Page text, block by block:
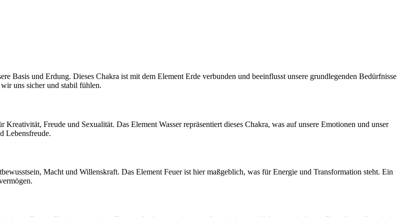
Basis und Erdung. Dieses Chakra ist mit dem Element Erde verbunden und beeinflusst unsere grundlegenden Bedürfnisse
uns sicher und stabil fühlen.
Freude und Sexualität. Das Element Wasser repräsentiert dieses Chakra, was auf unsere Emotionen und unser
Lebensfreude.
Macht und Willenskraft. Das Element Feuer ist hier maßgeblich, was für Energie und Transformation steht. Ein